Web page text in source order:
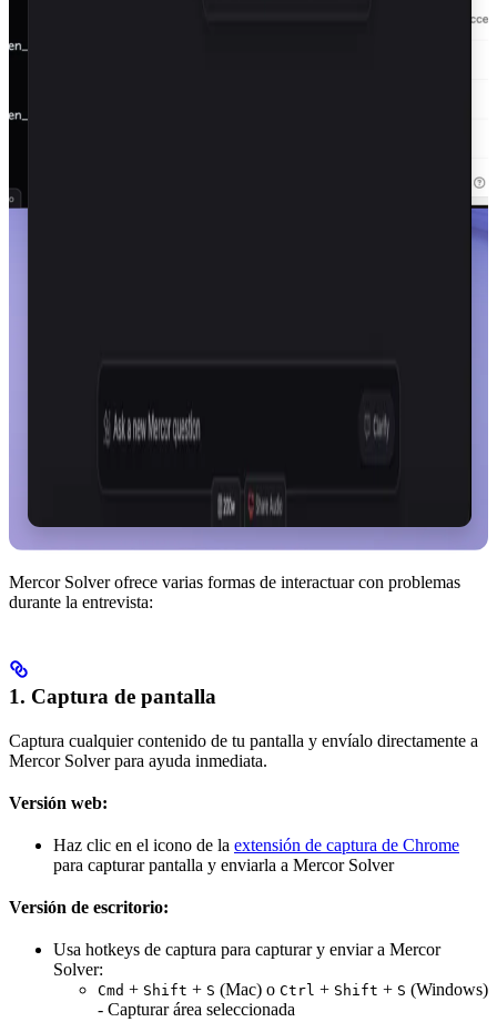
Mercor Solver ofrece varias formas de interactuar con problemas
durante la entrevista:
1. Captura de pantalla
Captura cualquier contenido de tu pantalla y envíalo directamente a
Mercor Solver para ayuda inmediata.
Versión web:
Haz clic en el icono de la extensión de captura de Chrome
para capturar pantalla y enviarla a Mercor Solver
Versión de escritorio:
Usa hotkeys de captura para capturar y enviar a Mercor
Solver:
Cmd + Shift + S (Mac) o Ctrl + Shift + S (Windows)
- Capturar área seleccionada